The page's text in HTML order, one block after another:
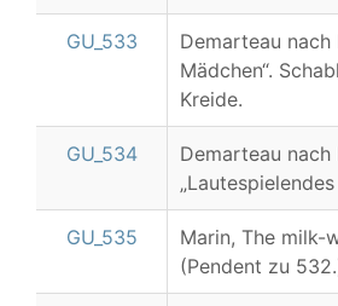
GU_533
Demarteau nach
Mädchen“.
Kreide.
GU_534
Demarteau nach
„Lautespielendes
GU_535
Marin, The milk-
(Pendent zu